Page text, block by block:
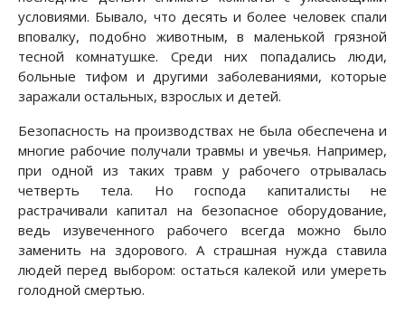
условиями. Бывало, что десять и более человек спали
вповалку, подобно животным, в маленькой грязной
тесной комнатушке. Среди них попадались люди,
больные тифом и другими заболеваниями, которые
заражали остальных, взрослых и детей.
Безопасность на производствах не была обеспечена и
многие рабочие получали травмы и увечья. Например,
при одной из таких травм у рабочего отрывалась
четверть тела. Но господа капиталисты не
растрачивали капитал на безопасное оборудование,
ведь изувеченного рабочего всегда можно было
заменить на здорового. А страшная нужда ставила
людей перед выбором: остаться калекой или умереть
голодной смертью.